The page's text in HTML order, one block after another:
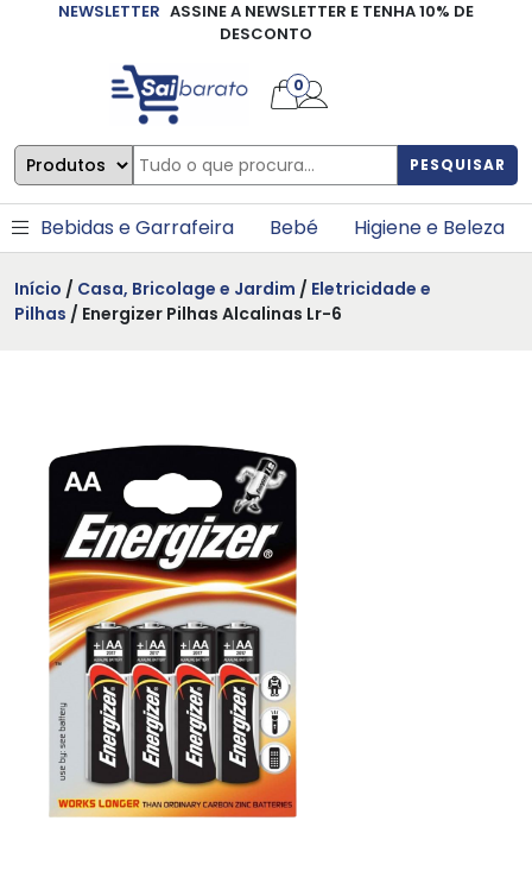
NEWSLETTER ASSINE A NEWSLETTER E TENHA 10% DE
DESCONTO
PESQUISAR
0
Bebidas e Garrafeira Bebé Higiene e Beleza
Início / Casa, Bricolage e Jardim / Eletricidade e
Pilhas / Energizer Pilhas Alcalinas Lr-6